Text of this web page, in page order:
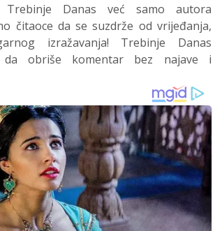
Trebinje Danas već samo autora
čitaoce da se suzdrže od vrijeđanja,
izražavanja! Trebinje Danas
da obriše komentar bez najave i